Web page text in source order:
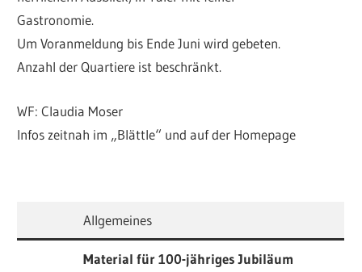
Gastronomie.
Um Voranmeldung bis Ende Juni wird gebeten.
Anzahl der Quartiere ist beschränkt.
WF: Claudia Moser
Infos zeitnah im „Blättle“ und auf der Homepage
Allgemeines
Material für 100-jähriges Jubiläum